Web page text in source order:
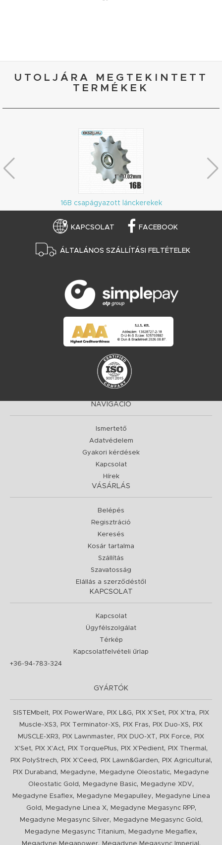
UTOLJÁRA MEGTEKINTETT
TERMÉKEK
16B csapágyazott lánckerekek
KAPCSOLAT FACEBOOK
ÁLTALÁNOS SZÁLLÍTÁSI FELTÉTELEK
NAVIGÁCIÓ
Ismertető
Adatvédelem
Gyakori kérdések
Kapcsolat
Hírek
VÁSÁRLÁS
Belépés
Regisztráció
Keresés
Kosár tartalma
Szállítás
Szavatosság
Elállás a szerződéstől
KAPCSOLAT
Kapcsolat
Ügyfélszolgálat
Térkép
Kapcsolatfelvételi űrlap
+36-94-783-324
GYÁRTÓK
SISTEMbelt, PIX PowerWare, PIX L&G, PIX X'Set, PIX X'tra,
PIX
Muscle-XS3, PIX Terminator-XS, PIX Fras, PIX Duo-XS,
PIX
MUSCLE-XR3, PIX Lawnmaster, PIX DUO-XT , PIX Force,
PIX
X'Set, PIX X'Act, PIX TorquePlus, PIX X'Pedient, PIX Thermal ,
PIX PolyStrech, PIX X'Ceed , PIX Lawn&Garden, PIX Agricultural ,
PIX Duraband , Megadyne, Megadyne Oleostatic,
Megadyne
Oleostatic Gold , Megadyne Basic, Megadyne XDV,
Megadyne Esaflex, Megadyne Megapulley,
Megadyne Linea
Gold , Megadyne Linea X, Megadyne Megasync RPP,
Megadyne Megasync Silver, Megadyne Megasync Gold ,
Megadyne Megasync Titanium, Megadyne Megaflex,
, ,